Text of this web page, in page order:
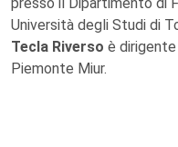
Università degli Studi di
Tecla Riverso è
Piemonte Miur.